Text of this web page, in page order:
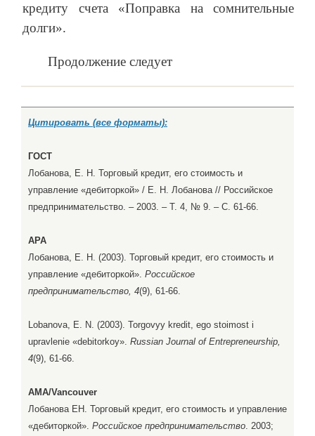
кредиту счета «Поправка на сомнительные
долги».
Продолжение следует
Цитировать (все форматы):
ГОСТ
Лобанова, Е. Н. Торговый кредит, его стоимость и
управление «дебиторкой» / Е. Н. Лобанова // Российское
предпринимательство. – 2003. – Т. 4, № 9. – С. 61-66.
APA
Лобанова, Е. Н. (2003). Торговый кредит, его стоимость и
управление «дебиторкой». Российское
предпринимательство, 4(9), 61-66.
Lobanova, E. N. (2003). Torgovyy kredit, ego stoimost i
upravlenie «debitorkoy». Russian Journal of Entrepreneurship,
4(9), 61-66.
AMA/Vancouver
Лобанова ЕН. Торговый кредит, его стоимость и управление
«дебиторкой». Российское предпринимательство. 2003;